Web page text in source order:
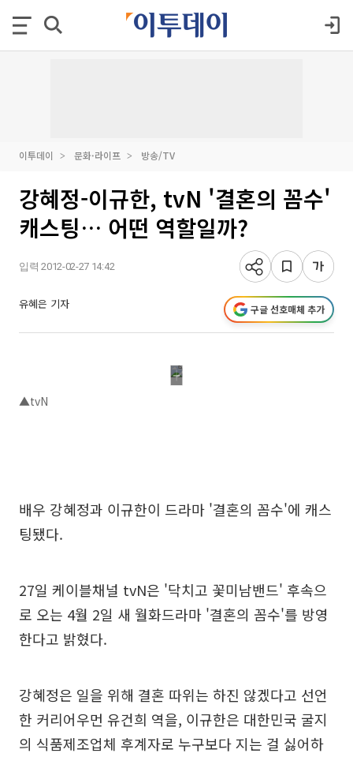
이투데이 문화·라이프 방송/TV
강혜정-이규한, tvN '결혼의 꼼수'
캐스팅… 어떤 역할일까?
입력 2012-02-27 14:42
유혜은 기자 구글 선호매체 추가
▲tvN
배우 강혜정과 이규한이 드라마 '결혼의 꼼수'에 캐스
팅됐다.
27일 케이블채널 tvN은 '닥치고 꽃미남밴드' 후속으
로 오는 4월 2일 새 월화드라마 '결혼의 꼼수'를 방영
한다고 밝혔다.
강혜정은 일을 위해 결혼 따위는 하진 않겠다고 선언
한 커리어우먼 유건희 역을, 이규한은 대한민국 굴지
의 식품제조업체 후계자로 누구보다 지는 걸 싫어하